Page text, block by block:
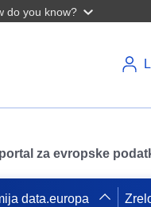
do you know?
za evropske
data.europa